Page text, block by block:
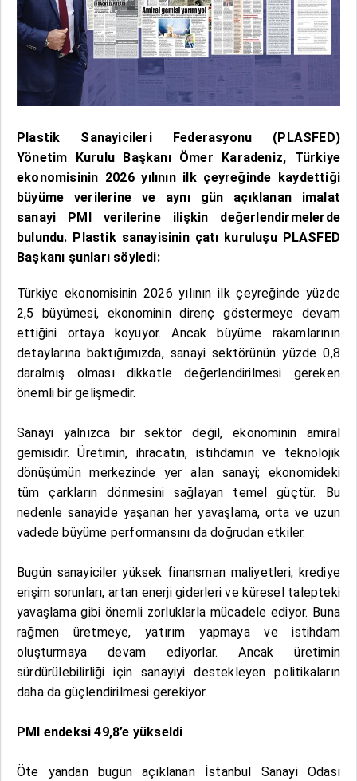
Plastik Sanayicileri Federasyonu (PLASFED)
Yönetim Kurulu Başkanı Ömer Karadeniz, Türkiye
ekonomisinin 2026 yılının ilk çeyreğinde kaydettiği
büyüme verilerine ve aynı gün açıklanan imalat
sanayi PMI verilerine ilişkin değerlendirmelerde
bulundu. Plastik sanayisinin çatı kuruluşu PLASFED
Başkanı şunları söyledi:
Türkiye ekonomisinin 2026 yılının ilk çeyreğinde yüzde
2,5 büyümesi, ekonominin direnç göstermeye devam
ettiğini ortaya koyuyor. Ancak büyüme rakamlarının
detaylarına baktığımızda, sanayi sektörünün yüzde 0,8
daralmış olması dikkatle değerlendirilmesi gereken
önemli bir gelişmedir.
Sanayi yalnızca bir sektör değil, ekonominin amiral
gemisidir. Üretimin, ihracatın, istihdamın ve teknolojik
dönüşümün merkezinde yer alan sanayi; ekonomideki
tüm çarkların dönmesini sağlayan temel güçtür. Bu
nedenle sanayide yaşanan her yavaşlama, orta ve uzun
vadede büyüme performansını da doğrudan etkiler.
Bugün sanayiciler yüksek finansman maliyetleri, krediye
erişim sorunları, artan enerji giderleri ve küresel talepteki
yavaşlama gibi önemli zorluklarla mücadele ediyor. Buna
rağmen üretmeye, yatırım yapmaya ve istihdam
oluşturmaya devam ediyorlar. Ancak üretimin
sürdürülebilirliği için sanayiyi destekleyen politikaların
daha da güçlendirilmesi gerekiyor.
PMI endeksi 49,8’e yükseldi
Öte yandan bugün açıklanan İstanbul Sanayi Odası